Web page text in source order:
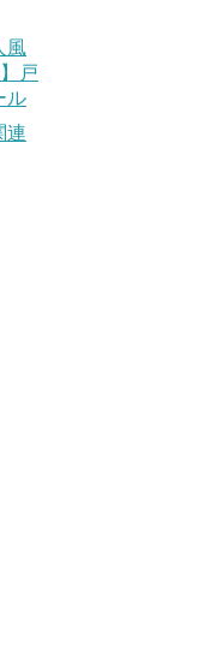
風
戸
ル
連